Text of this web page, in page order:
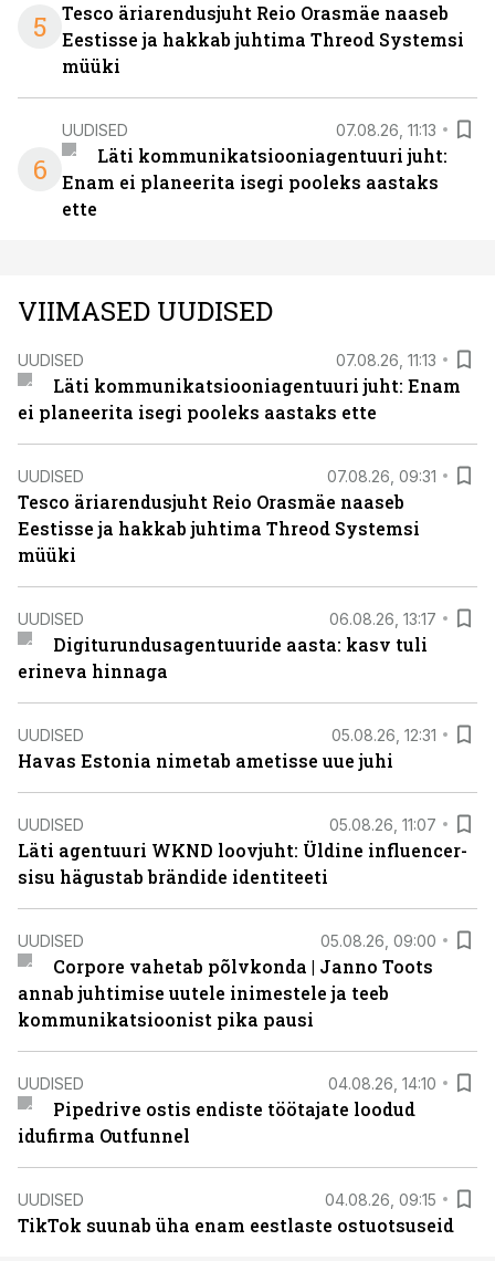
5
Tesco äriarendusjuht Reio Orasmäe naaseb
Eestisse ja hakkab juhtima Threod Systemsi
müüki
6
UUDISED 07.08.26, 11:13
Läti kommunikatsiooniagentuuri juht:
Enam ei planeerita isegi pooleks aastaks
ette
VIIMASED UUDISED
UUDISED 07.08.26, 11:13
Läti kommunikatsiooniagentuuri juht: Enam
ei planeerita isegi pooleks aastaks ette
UUDISED 07.08.26, 09:31
Tesco äriarendusjuht Reio Orasmäe naaseb
Eestisse ja hakkab juhtima Threod Systemsi
müüki
UUDISED 06.08.26, 13:17
Digiturundusagentuuride aasta: kasv tuli
erineva hinnaga
UUDISED 05.08.26, 12:31
Havas Estonia nimetab ametisse uue juhi
UUDISED 05.08.26, 11:07
Läti agentuuri WKND loovjuht: Üldine influencer-
sisu hägustab brändide identiteeti
UUDISED 05.08.26, 09:00
Corpore vahetab põlvkonda | Janno Toots
annab juhtimise uutele inimestele ja teeb
kommunikatsioonist pika pausi
UUDISED 04.08.26, 14:10
Pipedrive ostis endiste töötajate loodud
idufirma Outfunnel
UUDISED 04.08.26, 09:15
TikTok suunab üha enam eestlaste ostuotsuseid